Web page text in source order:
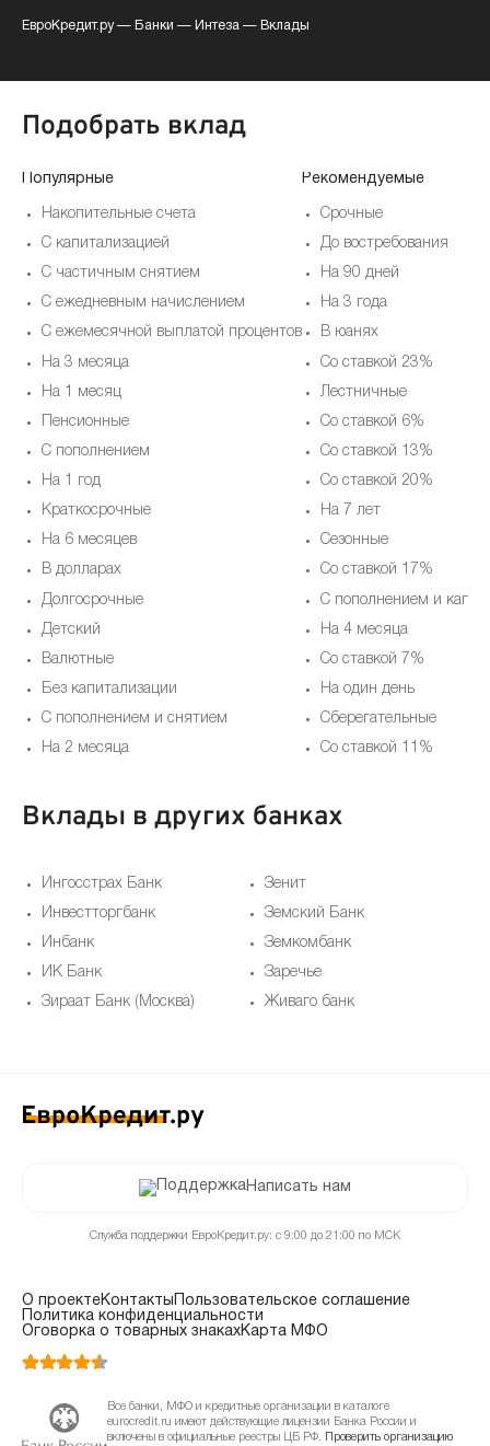
ЕвроКредит.ру— Банки — Интеза — Вклады
Подобрать вклад
Популярные
Накопительные счета
С капитализацией
С частичным снятием
С ежедневным начислением
С ежемесячной выплатой процентов
На 3 месяца
На 1 месяц
Пенсионные
С пополнением
На 1 год
Краткосрочные
На 6 месяцев
В долларах
Долгосрочные
Детский
Валютные
Без капитализации
С пополнением и снятием
На 2 месяца
Рекомендуемые
Срочные
До востребования
На 90 дней
На 3 года
В юанях
Со ставкой 23%
Лестничные
Со ставкой 6%
Со ставкой 13%
Со ставкой 20%
На 7 лет
Cезонные
Со ставкой 17%
С пополнением и
На 4 месяца
Со ставкой 7%
На один день
Сберегательные
Со ставкой 11%
Вклады в других банках
Ингосстрах Банк
Инвестторгбанк
Инбанк
ИК Банк
Зираат Банк (Москва)
Зенит
Земский Банк
Земкомбанк
Заречье
Живаго банк
Написать нам
Служба поддержки ЕвроКредит.ру: с 9:00 до 21:00 по МСК
О проектеКонтакты Пользовательское соглашение
Политика конфиденциальности
Оговорка о товарных знакахКарта МФО
Все банки, МФО и кредитные организации в каталоге
eurocredit.ru имеют действующие лицензии Банка России и
включены в официальные реестры ЦБ РФ.
Проверить организацию